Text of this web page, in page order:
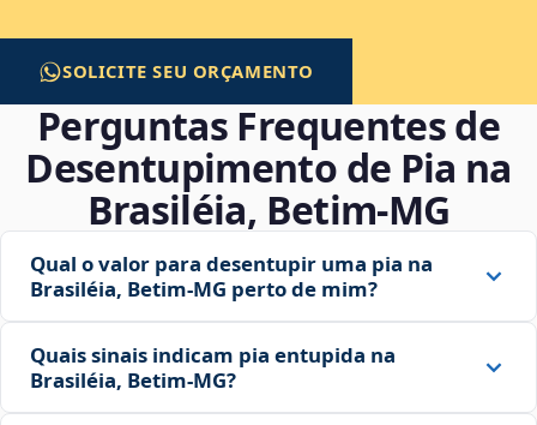
SOLICITE SEU ORÇAMENTO
Perguntas Frequentes de
Desentupimento de Pia na
Brasiléia, Betim‑MG
Qual o valor para desentupir uma pia na
Brasiléia, Betim‑MG perto de mim?
Quais sinais indicam pia entupida na
Brasiléia, Betim‑MG?